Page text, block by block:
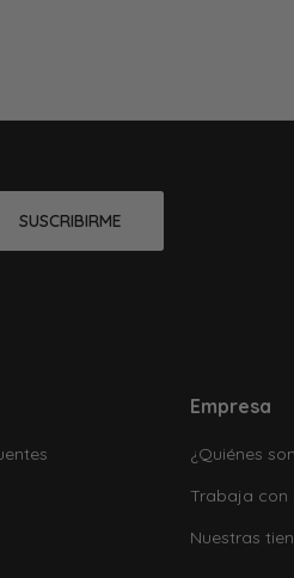
SUSCRIBIRME
Empresa
¿Quiénes
Trabaja con
Nuestras